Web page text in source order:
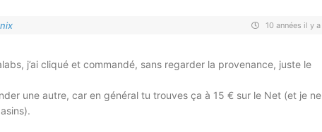
10 années il y a
j’ai cliqué et commandé, sans regarder la provenance, juste le
une autre, car en général tu trouves ça à 15 € sur le Net (et je ne